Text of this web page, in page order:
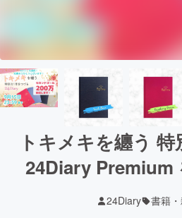
トキメキを纏う
24Diary Premium
24Diary 書籍